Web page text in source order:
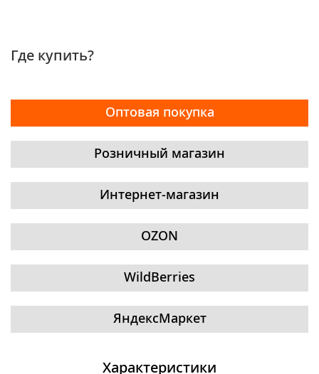
Где купить?
Оптовая покупка
Розничный магазин
Интернет-магазин
OZON
WildBerries
ЯндексМаркет
Характеристики